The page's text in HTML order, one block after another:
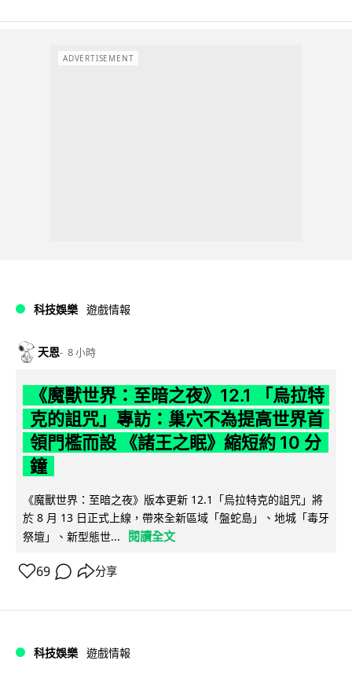
ADVERTISEMENT
科技娛樂 遊戲情報
天恩 8 小時
《魔獸世界：至暗之夜》12.1 「烏拉特
克的詛咒」專訪：巢穴不為提高世界首
領門檻而設 《諸王之眠》縮短約 10 分
鐘
《魔獸世界：至暗之夜》版本更新 12.1「烏拉特克的詛咒」將
於 8 月 13 日正式上線，帶來全新區域「盤蛇島」、地城「毒牙
祭壇」、新型態世...
閱讀全文
69 分享
科技娛樂 遊戲情報